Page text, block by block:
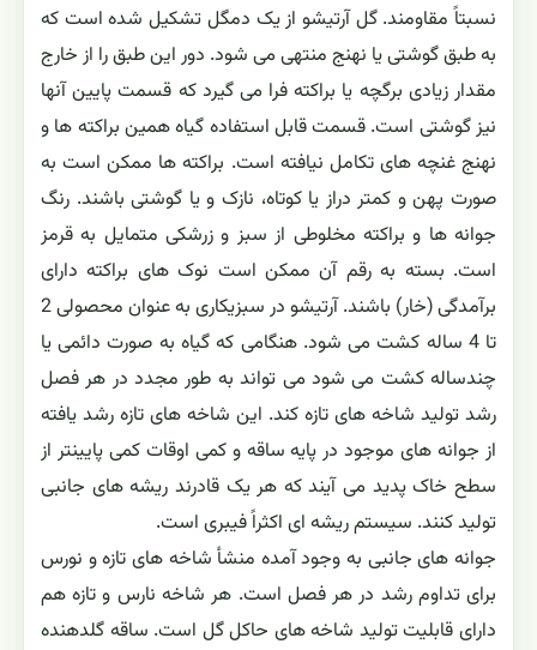
نسبتاً مقاومند. گل آرتیشو از یک دمگل تشکیل شده است که
به طبق گوشتی یا نهنج منتهی می شود. دور این طبق را از خارج
مقدار زیادی برگچه یا براکته فرا می گیرد که قسمت پایین آنها
نیز گوشتی است. قسمت قابل استفاده گیاه همین براکته ها و
نهنج غنچه های تکامل نیافته است. براکته ها ممکن است به
صورت پهن و کمتر دراز یا کوتاه، نازک و یا گوشتی باشند. رنگ
جوانه ها و براکته مخلوطی از سبز و زرشکی متمایل به قرمز
است. بسته به رقم آن ممکن است نوک های براکته دارای
برآمدگی (خار) باشند. آرتیشو در سبزیکاری به عنوان محصولی 2
تا 4 ساله کشت می شود. هنگامی که گیاه به صورت دائمی یا
چندساله کشت می شود می تواند به طور مجدد در هر فصل
رشد تولید شاخه های تازه کند. این شاخه های تازه رشد یافته
از جوانه های موجود در پایه ساقه و کمی اوقات کمی پایینتر از
سطح خاک پدید می آیند که هر یک قادرند ریشه های جانبی
تولید کنند. سیستم ریشه ای اکثراً فیبری است.
جوانه های جانبی به وجود آمده منشأ شاخه های تازه و نورس
برای تداوم رشد در هر فصل است. هر شاخه نارس و تازه هم
دارای قابلیت تولید شاخه های حاکل گل است. ساقه گلدهنده